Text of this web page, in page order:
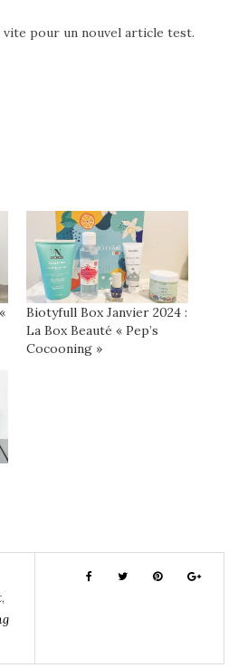
pour un nouvel article test.
Biotyfull Box Janvier 2024 :
La Box Beauté « Pep’s
Cocooning »
,